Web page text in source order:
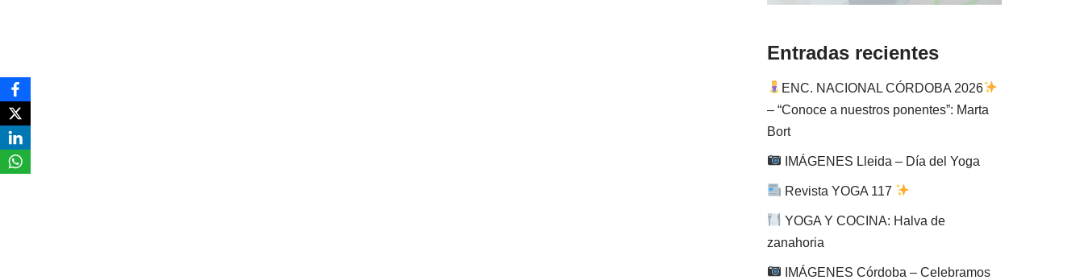
Entradas recientes
ENC. NACIONAL CÓRDOBA 2026
– “Conoce a nuestros ponentes”: Marta
Bort
IMÁGENES Lleida – Día del Yoga
Revista YOGA 117
YOGA Y COCINA: Halva de
zanahoria
IMÁGENES Córdoba – Celebramos